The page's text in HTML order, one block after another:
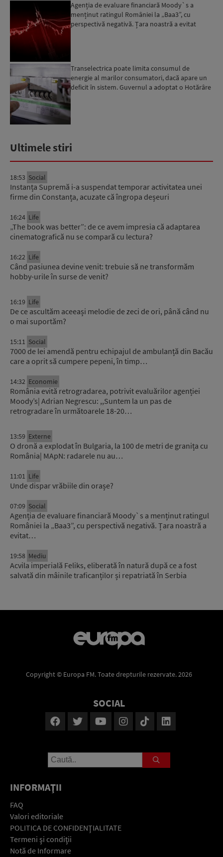
Agenția de evaluare financiară Moody`s a
menținut ratingul României la „Baa3”, cu
perspectivă negativă. Țara noastră a evitat
Transelectrica poate limita consumul de
energie al marilor consumatori, dacă apare un
deficit în sistem. Guvernul a adoptat o Hotărâre
Ultimele stiri
18:53 Social
Instanța Supremă i-a suspendat temporar activitatea unei
firme din Constanța, acuzate că îngropa deșeuri
16:24 Life
„The book was better”: de ce avem impresia că adaptarea
cinematografică nu se compară cu lectura?
16:22 Life
Când pasiunea devine venit: trebuie să ne transformăm
hobby-urile în surse de venit?
16:19 Life
De ce ascultăm aceeași melodie de zeci de ori, până când nu
o mai suportăm?
15:11 Social
7000 de lei amendă pentru echipajul de ambulanță din Bacău
care a oprit să cumpere pepeni, în timp…
14:32 Economie
România evită retrogradarea, potrivit evaluărilor agenției
Moody’s| Adrian Negrescu: ,,Suntem la un pas de
retrogradare în următoarele 18-20…
13:59 Externe
O dronă a explodat în Bulgaria, la 100 de metri de granița cu
România| MApN: radarele nu au…
11:01 Life
Unde dispar vrăbiile din orașe?
07:09 Social
Agenția de evaluare financiară Moody`s a menținut ratingul
României la „Baa3”, cu perspectivă negativă. Țara noastră a
evitat…
19:58 Mediu
Acvila imperială Feliks, eliberată în natură după ce a fost
salvată din mâinile traficanților și repatriată în Serbia
Copyright © Europa FM. Toate drepturile rezervate. 2026
SOCIAL
INFORMAŢII
FAQ
Valori editoriale
POLITICA DE CONFIDENŢIALITATE
Termeni şi condiţii
Notă de Informare